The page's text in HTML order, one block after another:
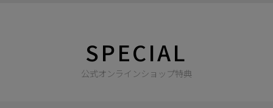
SPECIAL
公式オンラインショップ特典